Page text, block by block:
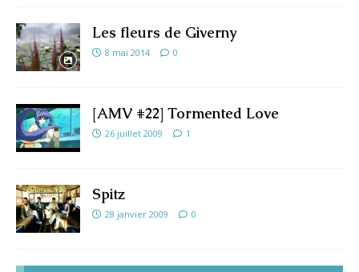
Les fleurs de Giverny
8 mai 2014 0
[AMV #22] Tormented Love
26 juillet 2009 1
Spitz
28 janvier 2009 0